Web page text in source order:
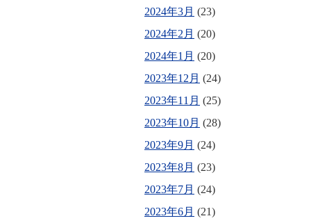
2024年3月 (23)
2024年2月 (20)
2024年1月 (20)
2023年12月 (24)
2023年11月 (25)
2023年10月 (28)
2023年9月 (24)
2023年8月 (23)
2023年7月 (24)
2023年6月 (21)